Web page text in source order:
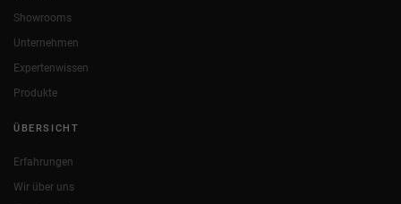
Showrooms
Unternehmen
Expertenwissen
Produkte
ÜBERSICHT
Erfahrungen
Wir über uns